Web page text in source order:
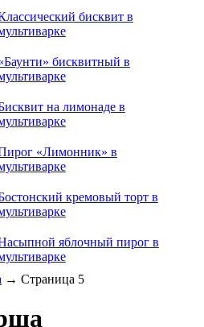
бисквит в
бисквитный в
на лимонаде в
«Лимонник» в
кремовый торт в
яблочный пирог в
→ Страница 5